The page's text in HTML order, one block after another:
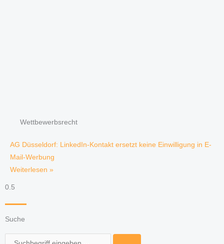
Wettbewerbsrecht
AG Düsseldorf: LinkedIn-Kontakt ersetzt keine Einwilligung in E-
Mail-Werbung
Weiterlesen »
Suche
Suche